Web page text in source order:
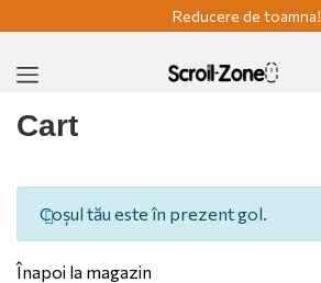
Reducere de toamna!
Cart
Coșul tău este în prezent gol.
Înapoi la magazin